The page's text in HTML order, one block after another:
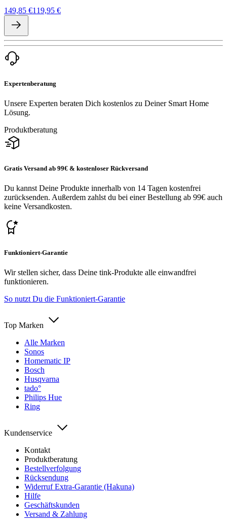
149,85 €119,95 €
Expertenberatung
Unsere Experten beraten Dich kostenlos zu Deiner Smart Home
Lösung.
Produktberatung
Gratis Versand ab 99€ & kostenloser Rückversand
Du kannst Deine Produkte innerhalb von 14 Tagen kostenfrei
zurücksenden. Außerdem zahlst du bei einer Bestellung ab 99€ auch
keine Versandkosten.
Funktioniert-Garantie
Wir stellen sicher, dass Deine tink-Produkte alle einwandfrei
funktionieren.
So nutzt Du die Funktioniert-Garantie
Top Marken
Alle Marken
Sonos
Homematic IP
Bosch
Husqvarna
tado°
Philips Hue
Ring
Kundenservice
Kontakt
Produktberatung
Bestellverfolgung
Rücksendung
Widerruf Extra-Garantie (Hakuna)
Hilfe
Geschäftskunden
Versand & Zahlung